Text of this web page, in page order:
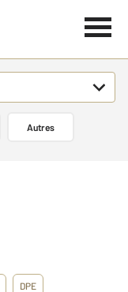
Autres
DPE